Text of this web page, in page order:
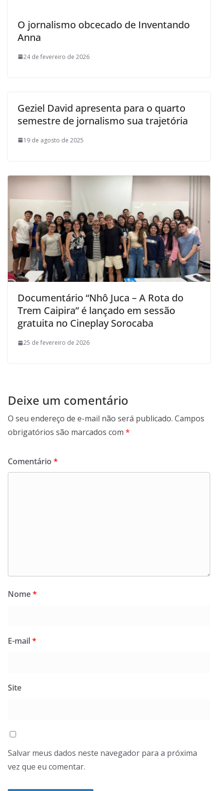
O jornalismo obcecado de Inventando
Anna
24 de fevereiro de 2026
Geziel David apresenta para o quarto
semestre de jornalismo sua trajetória
19 de agosto de 2025
Documentário “Nhô Juca – A Rota do
Trem Caipira” é lançado em sessão
gratuita no Cineplay Sorocaba
25 de fevereiro de 2026
Deixe um comentário
O seu endereço de e-mail não será publicado. Campos
obrigatórios são marcados com *
Comentário *
Nome*
E-mail*
Site
Salvar meus dados neste navegador para a próxima
vez que eu comentar.